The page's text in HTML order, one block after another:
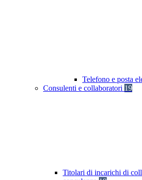
Telefono e posta
Consulenti e collaboratori 19
Titolari di incarichi di